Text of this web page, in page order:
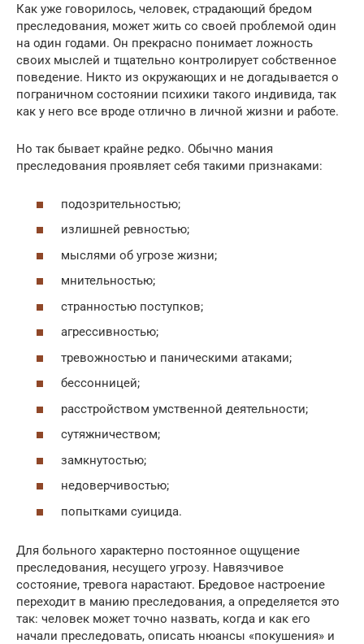
Как уже говорилось, человек, страдающий бредом
преследования, может жить со своей проблемой один
на один годами. Он прекрасно понимает ложность
своих мыслей и тщательно контролирует собственное
поведение. Никто из окружающих и не догадывается о
пограничном состоянии психики такого индивида, так
как у него все вроде отлично в личной жизни и работе.
Но так бывает крайне редко. Обычно мания
преследования проявляет себя такими признаками:
подозрительностью;
излишней ревностью;
мыслями об угрозе жизни;
мнительностью;
странностью поступков;
агрессивностью;
тревожностью и паническими атаками;
бессонницей;
расстройством умственной деятельности;
сутяжничеством;
замкнутостью;
недоверчивостью;
попытками суицида.
Для больного характерно постоянное ощущение
преследования, несущего угрозу. Навязчивое
состояние, тревога нарастают. Бредовое настроение
переходит в манию преследования, а определяется это
так: человек может точно назвать, когда и как его
начали преследовать, описать нюансы «покушения» и